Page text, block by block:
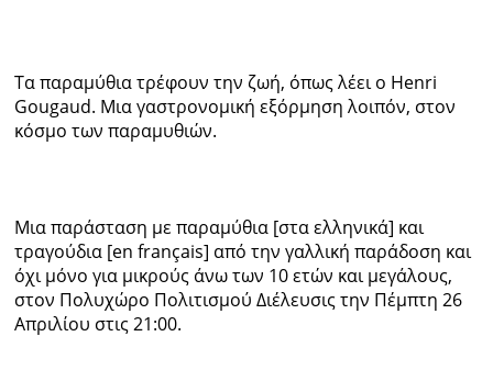
Τα παραμύθια τρέφουν την ζωή, όπως λέει ο Henri
Gougaud. Μια γαστρονομική εξόρμηση λοιπόν, στον
κόσμο των παραμυθιών.
Μια παράσταση με παραμύθια [στα ελληνικά] και
τραγούδια [en français] από την γαλλική παράδοση και
όχι μόνο για μικρούς άνω των 10 ετών και μεγάλους,
στον Πολυχώρο Πολιτισμού Διέλευσις την Πέμπτη 26
Απριλίου στις 21:00.